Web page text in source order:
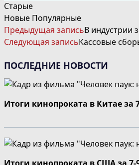
Старые
Новые Популярные
ЧИТАТЬ
ДАЛЕЕ
СТАТЬИ
Предыдущая записьВ индустрии
Следующая записьКассовые
ПОСЛЕДНИЕ НОВОСТИ
Итоги кинопроката в Китае за